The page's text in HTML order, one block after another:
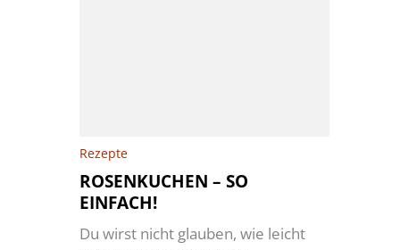
Rezepte
ROSENKUCHEN – SO
EINFACH!
Du wirst nicht glauben, wie leicht